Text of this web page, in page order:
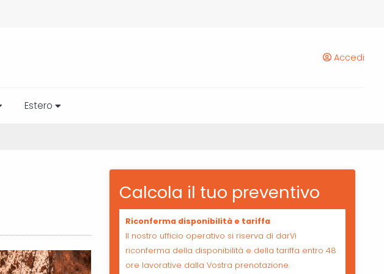
Accedi
Estero
Calcola il tuo preventivo
Riconferma disponibilità e tariffa
Il nostro ufficio operativo si riserva di darVi
riconferma della disponibilità e della tariffa entro 48
ore lavorative dalla Vostra prenotazione.